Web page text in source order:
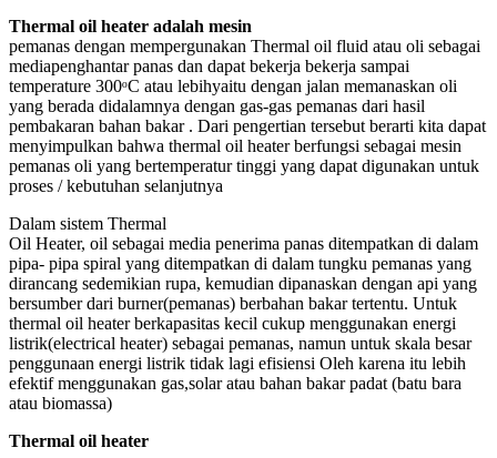
Thermal oil heater adalah mesin
pemanas dengan mempergunakan Thermal oil fluid atau oli sebagai
mediapenghantar panas dan dapat bekerja bekerja sampai
temperature 300ᵒC atau lebihyaitu dengan jalan memanaskan oli
yang berada didalamnya dengan gas-gas pemanas dari hasil
pembakaran bahan bakar . Dari pengertian tersebut berarti kita dapat
menyimpulkan bahwa thermal oil heater berfungsi sebagai mesin
pemanas oli yang bertemperatur tinggi yang dapat digunakan untuk
proses / kebutuhan selanjutnya
Dalam sistem Thermal
Oil Heater, oil sebagai media penerima panas ditempatkan di dalam
pipa- pipa spiral yang ditempatkan di dalam tungku pemanas yang
dirancang sedemikian rupa, kemudian dipanaskan dengan api yang
bersumber dari burner(pemanas) berbahan bakar tertentu. Untuk
thermal oil heater berkapasitas kecil cukup menggunakan energi
listrik(electrical heater) sebagai pemanas, namun untuk skala besar
penggunaan energi listrik tidak lagi efisiensi Oleh karena itu lebih
efektif menggunakan gas,solar atau bahan bakar padat (batu bara
atau biomassa)
Thermal oil heater